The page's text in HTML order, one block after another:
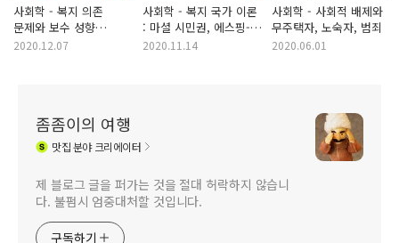
사회학 - 복지 의존
문제와 보수 성향
정부의 복지 국가의 개혁
2020.12.07
사회학 - 복지 국가 이론
: 마셜 시민권, 에스핑-
안데르센 복지의 세
2020.11.14
사회학 - 사회적 배제와
무주택자, 노숙자, 범죄
2020.06.01
좀좀이의 여행
맛집분야 크리에이터
제 블로그 글을 퍼가는 것을 절대 허락하지 않습니
다. 불펌시 엄중대처할 것입니다.
구독하기